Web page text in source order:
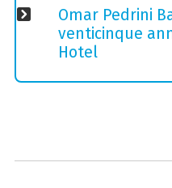
Omar Pedrini
venticinque
Hotel